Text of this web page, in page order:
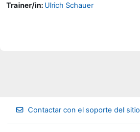
Trainer/in: Ulrich Schauer
Contactar con el soporte del sitio